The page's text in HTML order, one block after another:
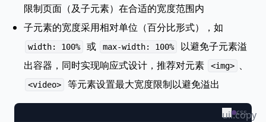
限制页面（及子元素）在合适的宽度范围内
子元素的宽度采用相对单位（百分比形式），如
width: 100% 或 max-width: 100%
以避免子元素溢
出容器，同时实现响应式设计，推荐对元素
<img> 、
<video> 等元素设置最大宽度限制以避免溢出
uil:copy
css